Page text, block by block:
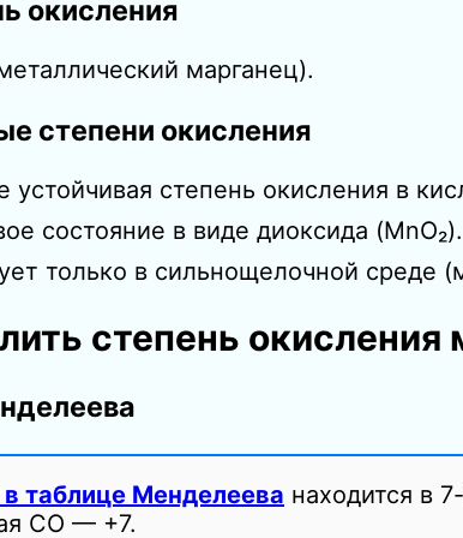
окисления
марганец).
степени окисления
степень окисления в
состояние в виде диоксида (MnO₂).
только в сильнощелочной среде
степень окисления
таблице Менделеева находится в
СО — +7.